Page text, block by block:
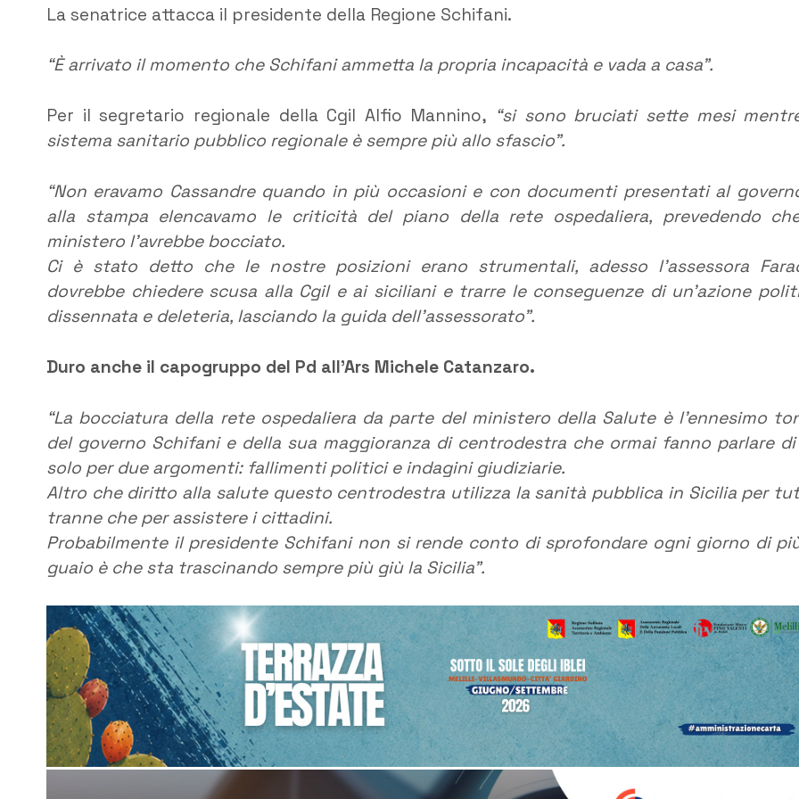
La senatrice attacca il presidente della Regione Schifani.
“È arrivato il momento che Schifani ammetta la propria incapacità e vada a casa”.
Per il segretario regionale della Cgil Alfio Mannino, “si sono bruciati sette mesi
sistema sanitario pubblico regionale è sempre più allo sfascio”.
“Non eravamo Cassandre quando in più occasioni e con documenti presentati al
alla stampa elencavamo le criticità del piano della rete ospedaliera, prevedendo
ministero l’avrebbe bocciato.
Ci è stato detto che le nostre posizioni erano strumentali, adesso l’assessora
dovrebbe chiedere scusa alla Cgil e ai siciliani e trarre le conseguenze di un’azione
dissennata e deleteria, lasciando la guida dell’assessorato”.
Duro anche il capogruppo del Pd all’Ars Michele Catanzaro.
“La bocciatura della rete ospedaliera da parte del ministero della Salute è l’ennesimo
del governo Schifani e della sua maggioranza di centrodestra che ormai fanno parlare
solo per due argomenti: fallimenti politici e indagini giudiziarie.
Altro che diritto alla salute questo centrodestra utilizza la sanità pubblica in Sicilia per
tranne che per assistere i cittadini.
Probabilmente il presidente Schifani non si rende conto di sprofondare ogni giorno di
guaio è che sta trascinando sempre più giù la Sicilia”.